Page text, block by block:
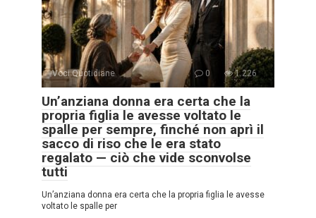
Voci Quotidiane 0 1.226
Un’anziana donna era certa che la
propria figlia le avesse voltato le
spalle per sempre, finché non aprì il
sacco di riso che le era stato
regalato — ciò che vide sconvolse
tutti
Un’anziana donna era certa che la propria figlia le avesse
voltato le spalle per